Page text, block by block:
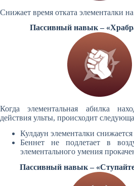
Снижает время отката элементалки
Пассивный навык –
Когда элементальная абилка
действия ульты, происходит
Кулдаун элементалки
Беннет не подлетает в
элементального умения
Пассивный навык –